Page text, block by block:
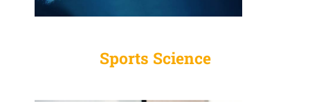
Sports Science